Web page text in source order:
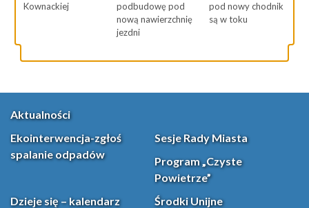
Kownackiej
podbudowę pod
nową nawierzchnię
jezdni
pod nowy chodnik
są w toku
Aktualności
Ekointerwencja-zgłoś
spalanie odpadów
Sesje Rady Miasta
Program „Czyste
Powietrze”
Dzieje się – kalendarz
Środki Unijne